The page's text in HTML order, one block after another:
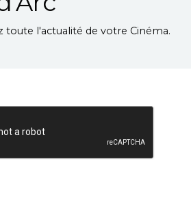
toute l'actualité de votre Cinéma.